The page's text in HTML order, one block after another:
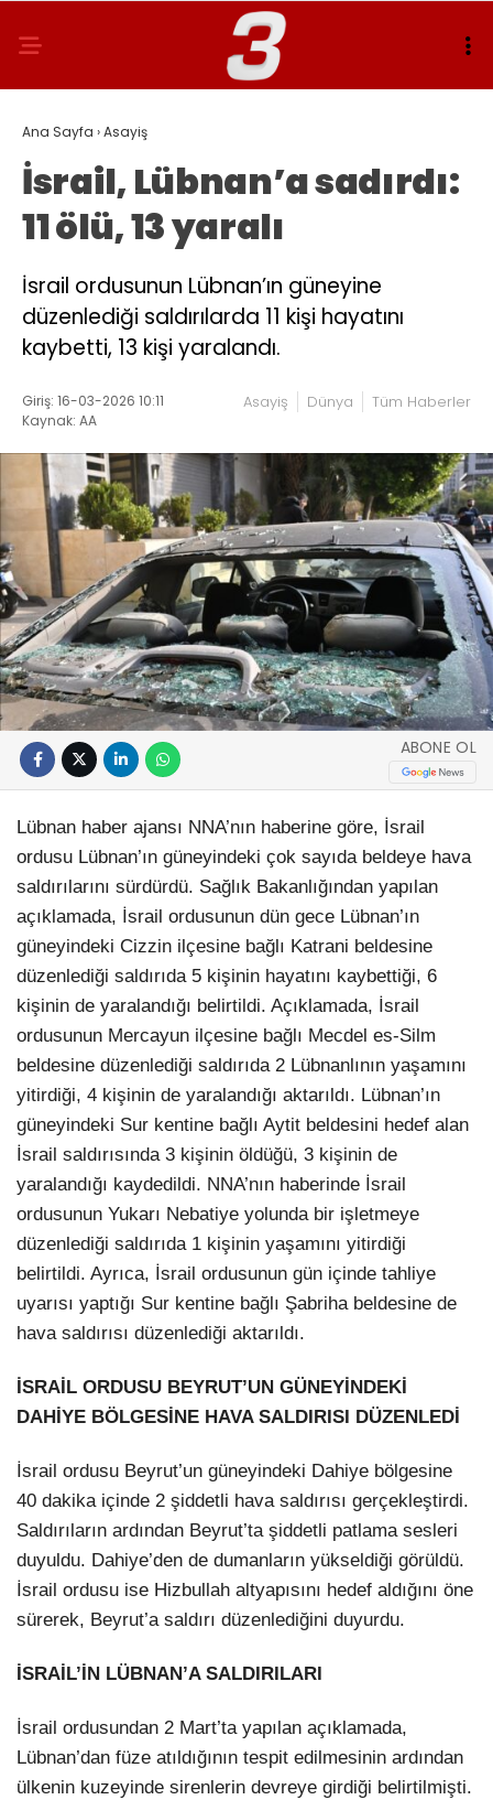
Ana Sayfa ›Asayiş
İsrail, Lübnan’a sadırdı:
11 ölü, 13 yaralı
İsrail ordusunun Lübnan’ın güneyine
düzenlediği saldırılarda 11 kişi hayatını
kaybetti, 13 kişi yaralandı.
Giriş: 16-03-2026 10:11
Kaynak: AA
Asayiş Dünya Tüm Haberler
ABONE OL
Lübnan haber ajansı NNA’nın haberine göre, İsrail
ordusu Lübnan’ın güneyindeki çok sayıda beldeye hava
saldırılarını sürdürdü. Sağlık Bakanlığından yapılan
açıklamada, İsrail ordusunun dün gece Lübnan’ın
güneyindeki Cizzin ilçesine bağlı Katrani beldesine
düzenlediği saldırıda 5 kişinin hayatını kaybettiği, 6
kişinin de yaralandığı belirtildi. Açıklamada, İsrail
ordusunun Mercayun ilçesine bağlı Mecdel es-Silm
beldesine düzenlediği saldırıda 2 Lübnanlının yaşamını
yitirdiği, 4 kişinin de yaralandığı aktarıldı. Lübnan’ın
güneyindeki Sur kentine bağlı Aytit beldesini hedef alan
İsrail saldırısında 3 kişinin öldüğü, 3 kişinin de
yaralandığı kaydedildi. NNA’nın haberinde İsrail
ordusunun Yukarı Nebatiye yolunda bir işletmeye
düzenlediği saldırıda 1 kişinin yaşamını yitirdiği
belirtildi. Ayrıca, İsrail ordusunun gün içinde tahliye
uyarısı yaptığı Sur kentine bağlı Şabriha beldesine de
hava saldırısı düzenlediği aktarıldı.
İSRAİL ORDUSU BEYRUT’UN GÜNEYİNDEKİ
DAHİYE BÖLGESİNE HAVA SALDIRISI DÜZENLEDİ
İsrail ordusu Beyrut’un güneyindeki Dahiye bölgesine
40 dakika içinde 2 şiddetli hava saldırısı gerçekleştirdi.
Saldırıların ardından Beyrut’ta şiddetli patlama sesleri
duyuldu. Dahiye’den de dumanların yükseldiği görüldü.
İsrail ordusu ise Hizbullah altyapısını hedef aldığını öne
sürerek, Beyrut’a saldırı düzenlediğini duyurdu.
İSRAİL’İN LÜBNAN’A SALDIRILARI
İsrail ordusundan 2 Mart’ta yapılan açıklamada,
Lübnan’dan füze atıldığının tespit edilmesinin ardından
ülkenin kuzeyinde sirenlerin devreye girdiği belirtilmişti.